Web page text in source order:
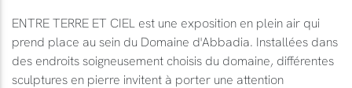
ENTRE TERRE ET CIEL est une exposition en plein air qui
prend place au sein du Domaine d'Abbadia. Installées dans
des endroits soigneusement choisis du domaine, différentes
sculptures en pierre invitent à porter une attention